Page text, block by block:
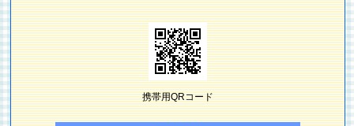
携帯用QRコード